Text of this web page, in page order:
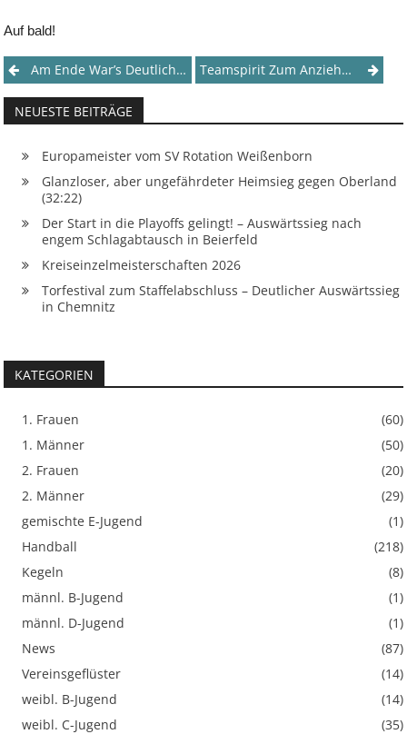
Auf bald!
Post
navigation
Am Ende War’s Deutlich – Gelungener Saisonabschluss Nach Gruselhalbzeit Teamspirit Zum Anziehen
NEUESTE BEITRÄGE
Europameister vom SV Rotation Weißenborn
Glanzloser, aber ungefährdeter Heimsieg gegen Oberland
(32:22)
Der Start in die Playoffs gelingt! – Auswärtssieg nach
engem Schlagabtausch in Beierfeld
Kreiseinzelmeisterschaften 2026
Torfestival zum Staffelabschluss – Deutlicher Auswärtssieg
in Chemnitz
KATEGORIEN
1. Frauen
(60)
1. Männer
(50)
2. Frauen
(20)
2. Männer
(29)
gemischte E-Jugend
(1)
Handball
(218)
Kegeln
(8)
männl. B-Jugend
(1)
männl. D-Jugend
(1)
News
(87)
Vereinsgeflüster
(14)
weibl. B-Jugend
(14)
weibl. C-Jugend
(35)